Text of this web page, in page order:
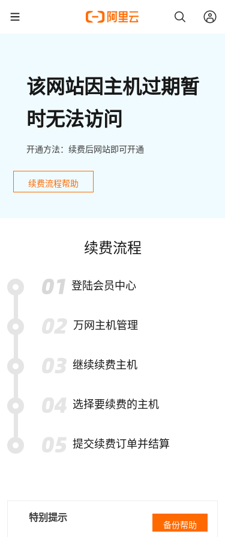
该网站因主机过期暂
时无法访问
开通方法：续费后网站即可开通
续费流程帮助
续费流程
登陆会员中心
万网主机管理
继续续费主机
选择要续费的主机
提交续费订单并结算
特别提示
备份帮助